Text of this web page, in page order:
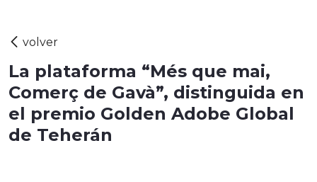
La plataforma “Més que mai,
Comerç de Gavà”, distinguida en
el premio Golden Adobe Global
de Teherán